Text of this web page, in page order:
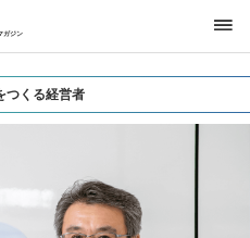
ガジン
つくる経営者